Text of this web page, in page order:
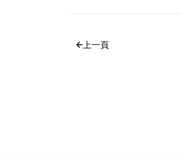
上一頁